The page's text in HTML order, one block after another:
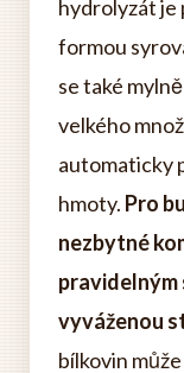
hydrolyzát je
formou
se také
velkého
automaticky
hmoty. Pro
nezbytné
pravidelným
vyváženou
bílkovin